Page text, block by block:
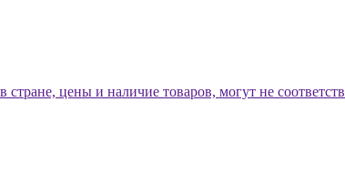
стране, цены и наличие товаров, могут не